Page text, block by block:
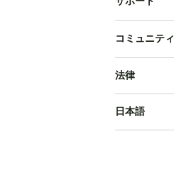
コミュニティ
法律
日本語